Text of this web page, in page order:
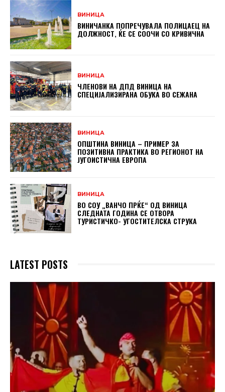
ВИНИЦА
ВИНИЧАНКА ПОПРЕЧУВАЛА ПОЛИЦАЕЦ НА
ДОЛЖНОСТ, ЌЕ СЕ СООЧИ СО КРИВИЧНА
ВИНИЦА
ЧЛЕНОВИ НА ДПД ВИНИЦА НА
СПЕЦИЈАЛИЗИРАНА ОБУКА ВО СЕЖАНА
ВИНИЦА
ОПШТИНА ВИНИЦА – ПРИМЕР ЗА
ПОЗИТИВНА ПРАКТИКА ВО РЕГИОНОТ НА
ЈУГОИСТИЧНА ЕВРОПА
ВИНИЦА
ВО СОУ „ВАНЧО ПРЌЕ“ ОД ВИНИЦА
СЛЕДНАТА ГОДИНА СЕ ОТВОРА
ТУРИСТИЧКО- УГОСТИТЕЛСКА СТРУКА
LATEST POSTS